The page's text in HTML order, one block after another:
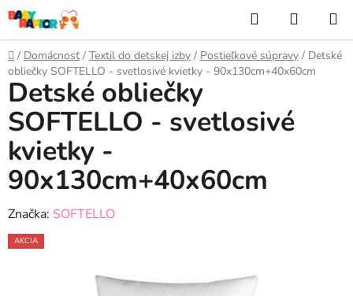
Prejsť
na
obsah
Hľadať
KOŠÍK
Domov
/ Domácnosť / Textil do detskej izby / Postieľkové súpravy / Detské
obliečky SOFTELLO - svetlosivé kvietky - 90x130cm+40x60cm
Detské obliečky
SOFTELLO - svetlosivé
kvietky -
90x130cm+40x60cm
Značka: SOFTELLO
AKCIA